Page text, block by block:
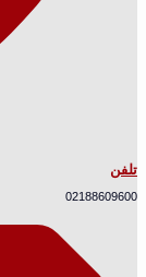
تلفن
02188609600